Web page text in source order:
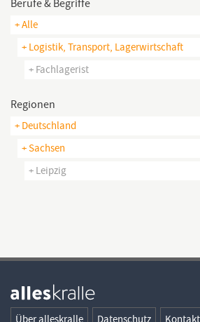
Berufe & Begriffe
+ Alle
+ Logistik, Transport, Lagerwirtschaft
+ Fachlagerist
Regionen
+ Deutschland
+ Sachsen
+ Leipzig
Über alleskralle Datenschutz